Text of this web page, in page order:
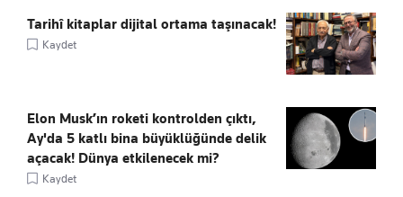
Tarihî kitaplar dijital ortama taşınacak!
Kaydet
Elon Musk’ın roketi kontrolden çıktı,
Ay'da 5 katlı bina büyüklüğünde delik
açacak! Dünya etkilenecek mi?
Kaydet